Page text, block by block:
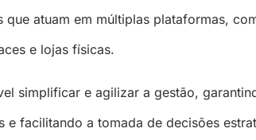
que atuam em múltiplas plataformas,
e lojas físicas.
simplificar e agilizar a gestão,
e facilitando a tomada de decisões